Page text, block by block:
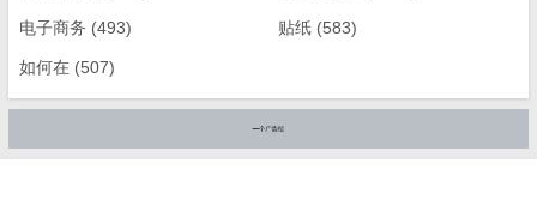
电子商务 (493) 贴纸 (583)
如何在 (507)